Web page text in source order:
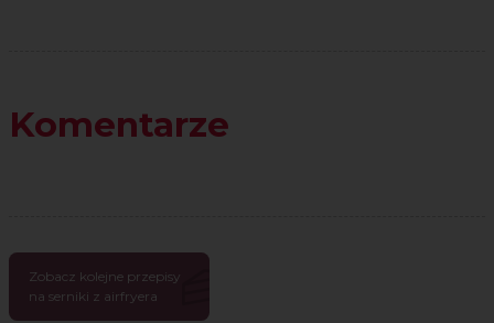
Komentarze
Zobacz kolejne przepisy
na serniki z airfryera